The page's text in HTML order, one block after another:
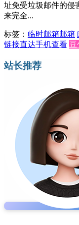
址免受垃圾邮件的侵
来完全...
标签： 临时邮箱邮箱
链接直达手机查看 豆
站长推荐